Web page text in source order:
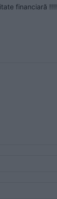
financiară !!!!